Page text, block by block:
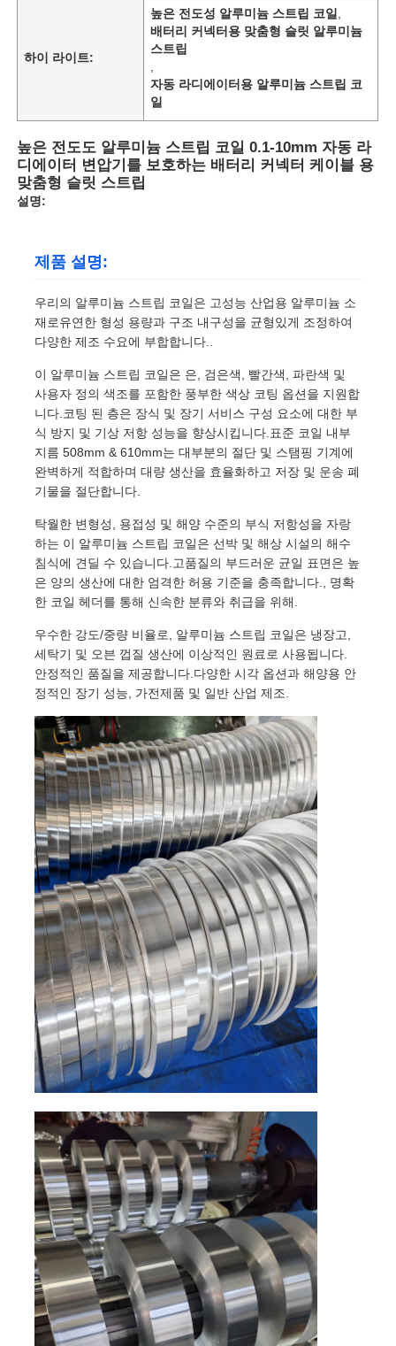
홈
제품
회사 소개
공장 견학
품질 관리
문의하기
뉴스
사례
견적 요청
알루미늄 포일 롤
하이 라이트:
높은 전도성 알루미늄 스트립 코일
배터리 커넥터용 맞춤형 슬릿 알루미늄
스트립
자동 라디에이터용 알루미늄 스트립 코
일
높은 전도도 알루미늄 스트립 코일 0.1-10mm 자동 라
디에이터 변압기를 보호하는 배터리 커넥터 케이블 용
맞춤형 슬릿 스트립
설명:
제품 설명:
우리의 알루미늄 스트립 코일은 고성능 산업용 알루미늄 소
재로유연한 형성 용량과 구조 내구성을 균형있게 조정하여
다양한 제조 수요에 부합합니다..
이 알루미늄 스트립 코일은 은, 검은색, 빨간색, 파란색 및
사용자 정의 색조를 포함한 풍부한 색상 코팅 옵션을 지원합
니다.코팅 된 층은 장식 및 장기 서비스 구성 요소에 대한 부
식 방지 및 기상 저항 성능을 향상시킵니다.표준 코일 내부
지름 508mm & 610mm는 대부분의 절단 및 스탬핑 기계에
완벽하게 적합하며 대량 생산을 효율화하고 저장 및 운송 폐
기물을 절단합니다.
탁월한 변형성, 용접성 및 해양 수준의 부식 저항성을 자랑
하는 이 알루미늄 스트립 코일은 선박 및 해상 시설의 해수
침식에 견딜 수 있습니다.고품질의 부드러운 균일 표면은 높
은 양의 생산에 대한 엄격한 허용 기준을 충족합니다., 명확
한 코일 헤더를 통해 신속한 분류와 취급을 위해.
우수한 강도/중량 비율로, 알루미늄 스트립 코일은 냉장고,
세탁기 및 오븐 껍질 생산에 이상적인 원료로 사용됩니다.
안정적인 품질을 제공합니다.다양한 시각 옵션과 해양용 안
정적인 장기 성능, 가전제품 및 일반 산업 제조.